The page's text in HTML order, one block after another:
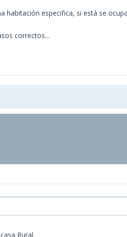
especifica, si está se
correctos...
Rural.